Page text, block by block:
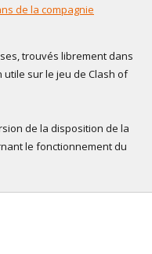
de la compagnie
trouvés librement dans
utile sur le jeu de Clash of
de la disposition de la
le fonctionnement du